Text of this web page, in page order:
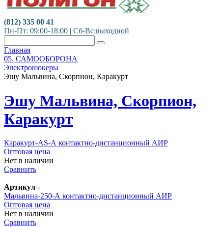
(812) 335 00 41
Пн-Пт: 09:00-18:00 | Сб-Вс:выходной
Главная
05. САМООБОРОНА
Электрошокеры
Эшу Мальвина, Скорпион, Каракурт
Эшу Мальвина, Скорпион,
Каракурт
Каракурт-AS-А контактно-дистанционный АИР
Оптовая цена
Нет в наличии
Сравнить
Артикул -
Мальвина-250-А контактно-дистанционный АИР
Оптовая цена
Нет в наличии
Сравнить